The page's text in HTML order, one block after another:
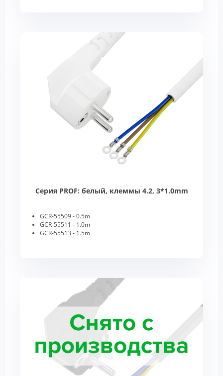
Серия PROF: белый, клеммы 4.2, 3*1.0mm
GCR-55509 - 0.5m
GCR-55511 - 1.0m
GCR-55513 - 1.5m